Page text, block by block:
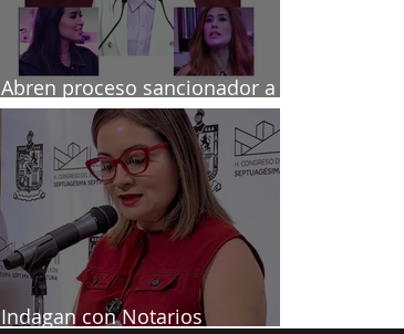
Abren proceso sancionador a
diputadas poblanas
Indagan con Notarios